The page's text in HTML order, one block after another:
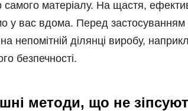
самого матеріалу. На щастя,
у вас вдома. Перед застосуванням
непомітній ділянці виробу,
безпечності.
методи, що не